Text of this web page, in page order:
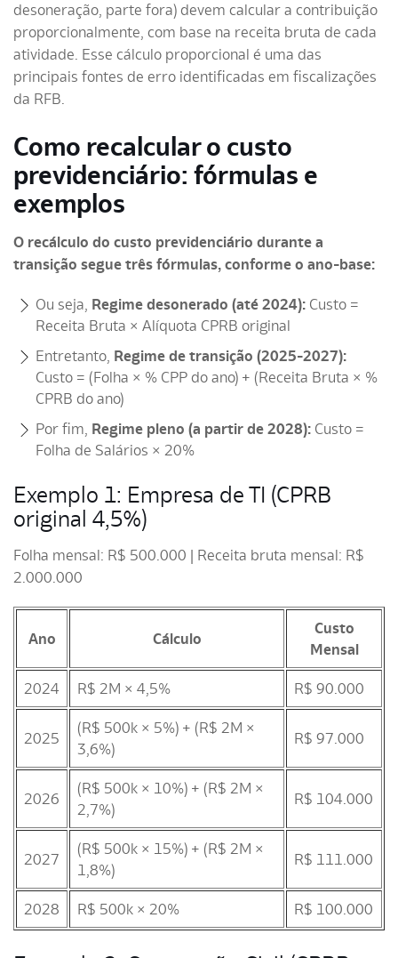
desoneração, parte fora) devem calcular a contribuição
proporcionalmente, com base na receita bruta de cada
atividade. Esse cálculo proporcional é uma das
principais fontes de erro identificadas em fiscalizações
da RFB.
Como recalcular o custo
previdenciário: fórmulas e
exemplos
O recálculo do custo previdenciário durante a
transição segue três fórmulas, conforme o ano-base:
Ou seja, Regime desonerado (até 2024): Custo =
Receita Bruta × Alíquota CPRB original
Entretanto, Regime de transição (2025-2027):
Custo = (Folha × % CPP do ano) + (Receita Bruta × %
CPRB do ano)
Por fim, Regime pleno (a partir de 2028): Custo =
Folha de Salários × 20%
Exemplo 1: Empresa de TI (CPRB
original 4,5%)
Folha mensal: R$ 500.000 | Receita bruta mensal: R$
2.000.000
Ano Cálculo
Custo
Mensal
2024 R$ 2M × 4,5% R$ 90.000
2025
(R$ 500k × 5%) + (R$ 2M ×
3,6%)
R$ 97.000
2026
(R$ 500k × 10%) + (R$ 2M ×
2,7%)
R$ 104.000
2027
(R$ 500k × 15%) + (R$ 2M ×
1,8%)
R$ 111.000
2028 R$ 500k × 20% R$ 100.000